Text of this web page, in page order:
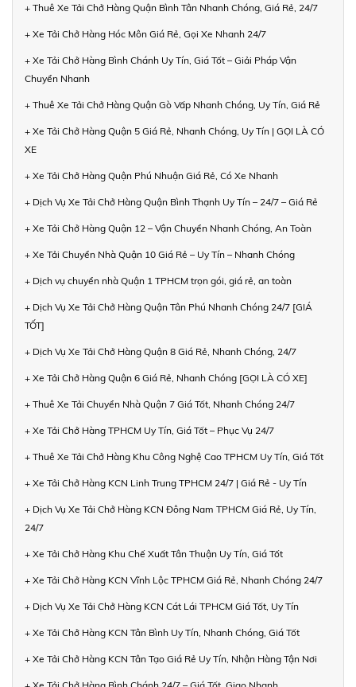
+ Thuê Xe Tải Chở Hàng Quận Bình Tân Nhanh Chóng, Giá Rẻ, 24/7
+ Xe Tải Chở Hàng Hóc Môn Giá Rẻ, Gọi Xe Nhanh 24/7
+ Xe Tải Chở Hàng Bình Chánh Uy Tín, Giá Tốt – Giải Pháp Vận
Chuyển Nhanh
+ Thuê Xe Tải Chở Hàng Quận Gò Vấp Nhanh Chóng, Uy Tín, Giá Rẻ
+ Xe Tải Chở Hàng Quận 5 Giá Rẻ, Nhanh Chóng, Uy Tín | GỌI LÀ CÓ
XE
+ Xe Tải Chở Hàng Quận Phú Nhuận Giá Rẻ, Có Xe Nhanh
+ Dịch Vụ Xe Tải Chở Hàng Quận Bình Thạnh Uy Tín – 24/7 – Giá Rẻ
+ Xe Tải Chở Hàng Quận 12 – Vận Chuyển Nhanh Chóng, An Toàn
+ Xe Tải Chuyển Nhà Quận 10 Giá Rẻ – Uy Tín – Nhanh Chóng
+ Dịch vụ chuyển nhà Quận 1 TPHCM trọn gói, giá rẻ, an toàn
+ Dịch Vụ Xe Tải Chở Hàng Quận Tân Phú Nhanh Chóng 24/7 [GIÁ
TỐT]
+ Dịch Vụ Xe Tải Chở Hàng Quận 8 Giá Rẻ, Nhanh Chóng, 24/7
+ Xe Tải Chở Hàng Quận 6 Giá Rẻ, Nhanh Chóng [GỌI LÀ CÓ XE]
+ Thuê Xe Tải Chuyển Nhà Quận 7 Giá Tốt, Nhanh Chóng 24/7
+ Xe Tải Chở Hàng TPHCM Uy Tín, Giá Tốt – Phục Vụ 24/7
+ Thuê Xe Tải Chở Hàng Khu Công Nghệ Cao TPHCM Uy Tín, Giá Tốt
+ Xe Tải Chở Hàng KCN Linh Trung TPHCM 24/7 | Giá Rẻ - Uy Tín
+ Dịch Vụ Xe Tải Chở Hàng KCN Đông Nam TPHCM Giá Rẻ, Uy Tín,
24/7
+ Xe Tải Chở Hàng Khu Chế Xuất Tân Thuận Uy Tín, Giá Tốt
+ Xe Tải Chở Hàng KCN Vĩnh Lộc TPHCM Giá Rẻ, Nhanh Chóng 24/7
+ Dịch Vụ Xe Tải Chở Hàng KCN Cát Lái TPHCM Giá Tốt, Uy Tín
+ Xe Tải Chở Hàng KCN Tân Bình Uy Tín, Nhanh Chóng, Giá Tốt
+ Xe Tải Chở Hàng KCN Tân Tạo Giá Rẻ Uy Tín, Nhận Hàng Tận Nơi